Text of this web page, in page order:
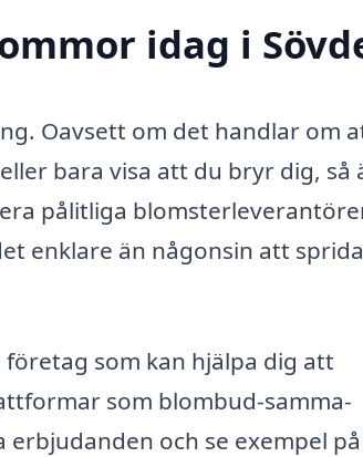
idag i
Oavsett om det handlar om
bara visa att du bryr dig, så
pålitliga
enklare än någonsin att sprida
som kan hjälpa dig att
som blombud-samma-
och se exempel på